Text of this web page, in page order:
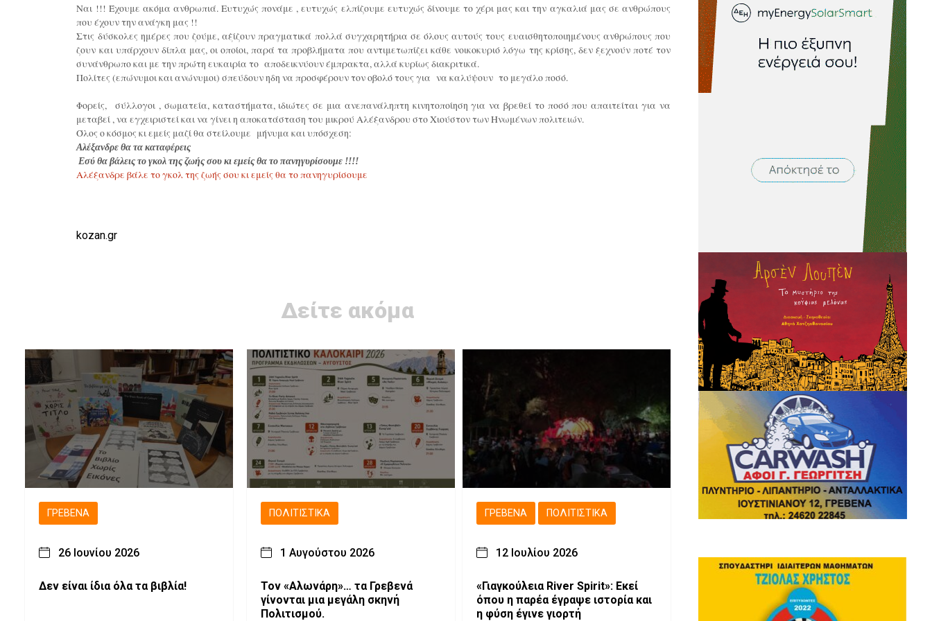
Ναι !!! Έχουμε ακόμα ανθρωπιά. Ευτυχώς πονάμε , ευτυχώς ελπίζουμε ευτυχώς δίνουμε το χέρι μας και την αγκαλιά μας σε ανθρώπους
που έχουν την ανάγκη μας !!
Στις δύσκολες ημέρες που ζούμε, αξίζουν πραγματικά πολλά συγχαρητήρια σε όλους αυτούς τους ευαισθητοποιημένους ανθρώπους που
ζουν και υπάρχουν δίπλα μας, οι οποίοι, παρά τα προβλήματα που αντιμετωπίζει κάθε νοικοκυριό λόγω της κρίσης, δεν ξεχνούν ποτέ τον
συνάνθρωπο και με την πρώτη ευκαιρία το αποδεικνύουν έμπρακτα, αλλά κυρίως διακριτικά.
Πολίτες (επώνυμοι και ανώνυμοι) σπεύδουν ηδη να προσφέρουν τον οβολό τους για να καλύψουν το μεγάλο ποσό.
Φορείς, σύλλογοι , σωματεία, καταστήματα, ιδιώτες σε μια ανεπανάληπτη κινητοποίηση για να βρεθεί το ποσό που απαιτείται για να
μεταβεί , να εγχειριστεί και να γίνει η αποκατάσταση του μικρού Αλέξανδρου στο Χιούστον των Ηνωμένων πολιτειών.
Όλος ο κόσμος κι εμείς μαζί θα στείλουμε μήνυμα και υπόσχεση:
Αλέξανδρε θα τα καταφέρεις
Εσύ θα βάλεις το γκολ της ζωής σου κι εμείς θα το πανηγυρίσουμε !!!!
Αλέξανδρε βάλε το γκολ της ζωής σου κι εμείς θα το πανηγυρίσουμε
kozan.gr
Δείτε ακόμα
ΓΡΕΒΕΝΆ
26 Ιουνίου 2026
Δεν είναι ίδια όλα τα βιβλία!
ΠΟΛΙΤΙΣΤΙΚΆ
1 Αυγούστου 2026
Τον «Αλωνάρη»… τα Γρεβενά
γίνονται μια μεγάλη σκηνή
Πολιτισμού.
ΓΡΕΒΕΝΆ ΠΟΛΙΤΙΣΤΙΚΆ
12 Ιουλίου 2026
«Γιαγκούλεια River Spirit»: Εκεί
όπου η παρέα έγραψε ιστορία και
η φύση έγινε γιορτή